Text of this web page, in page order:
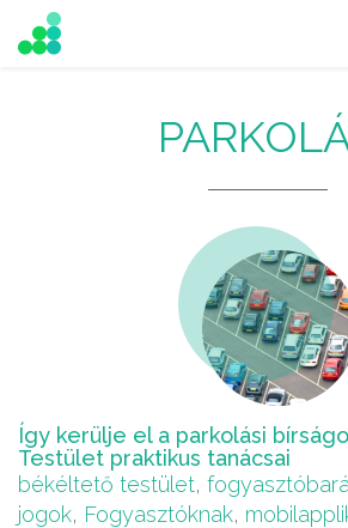
Így kerülje el a parkolási
Testület praktikus tanácsai
békéltető testület,
jogok, Fogyasztóknak,